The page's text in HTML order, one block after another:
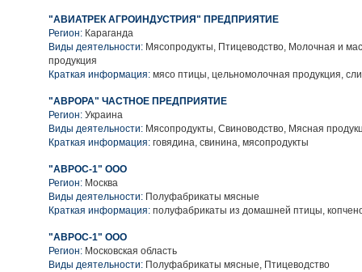
"АВИАТРЕК АГРОИНДУСТРИЯ" ПРЕДПРИЯТИЕ
Регион: Караганда
Виды деятельности: Мясопродукты, Птицеводство, Молочная и
продукция
Краткая информация: мясо птицы, цельномолочная продукция,
"АВРОРА" ЧАСТНОЕ ПРЕДПРИЯТИЕ
Регион: Украина
Виды деятельности: Мясопродукты, Свиноводство, Мясная
Краткая информация: говядина, свинина, мясопродукты
"АВРОС-1" ООО
Регион: Москва
Виды деятельности: Полуфабрикаты мясные
Краткая информация: полуфабрикаты из домашней птицы,
"АВРОС-1" ООО
Регион: Московская область
Виды деятельности: Полуфабрикаты мясные, Птицеводство